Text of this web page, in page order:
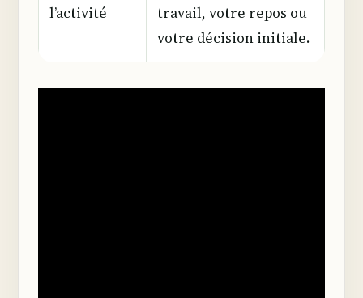
l’activité
travail, votre repos ou
votre décision initiale.